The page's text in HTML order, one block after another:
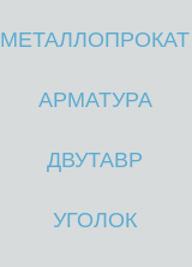
МЕТАЛЛОПРОКАТ
АРМАТУРА
ДВУТАВР
УГОЛОК